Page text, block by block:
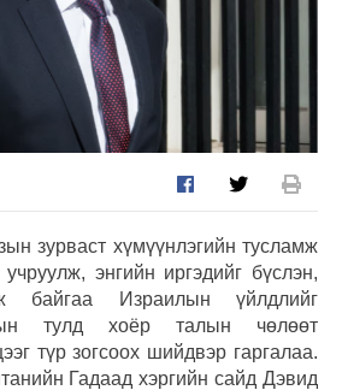
зурваст хүмүүнлэгийн тусламж
энгийн иргэдийг бүслэн,
байгаа Израилын үйлдлийг
тулд хоёр талын чөлөөт
түр зогсоох шийдвэр гаргалаа.
Гадаад хэргийн сайд Дэвид